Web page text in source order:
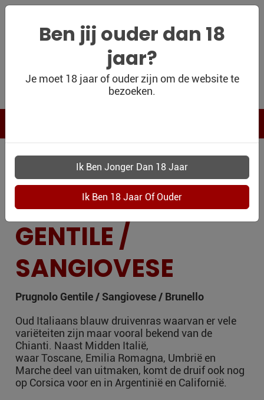
WIJNSHOP
WIJN BLOG
WIJN OUTLET
PERSOONLIJK-
WIJN-
KADOBON
CONTACT
Ben jij ouder dan 18
jaar?
Je moet 18 jaar of ouder zijn om de website te
bezoeken.
DRUIVENRAS
PRUGNOLO
GENTILE /
SANGIOVESE
Prugnolo Gentile / Sangiovese / Brunello
Oud Italiaans blauw druivenras waarvan er vele
variëteiten zijn maar vooral bekend van de
Chianti. Naast Midden Italië,
waar Toscane, Emilia Romagna, Umbrië en
Marche deel van uitmaken, komt de druif ook nog
op Corsica voor en in Argentinië en Californië.